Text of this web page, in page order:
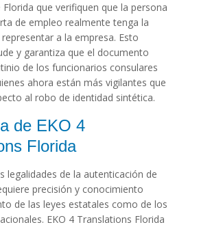
que verifiquen que la persona
de empleo realmente tenga la
a la empresa. Esto
y garantiza que el documento
de los funcionarios consulares
ahora están más vigilantes que
al robo de identidad sintética.
de EKO 4
Florida
legalidades de la autenticación de
precisión y conocimiento
de las leyes estatales como de los
EKO 4 Translations Florida